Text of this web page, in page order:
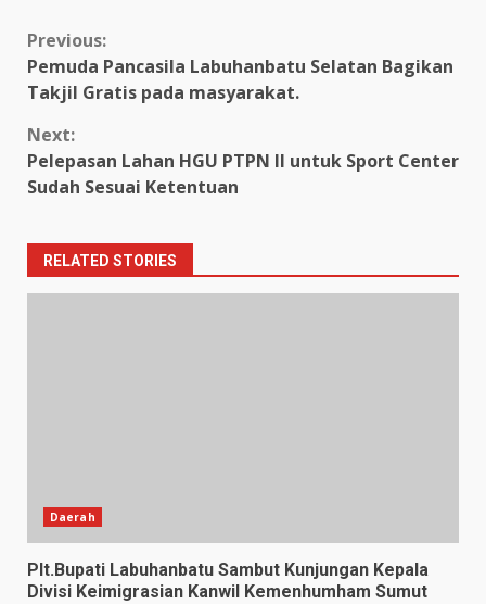
Continue
Reading
Previous:
Pemuda Pancasila Labuhanbatu Selatan Bagikan
Takjil Gratis pada masyarakat.
Next:
Pelepasan Lahan HGU PTPN II untuk Sport Center
Sudah Sesuai Ketentuan
RELATED STORIES
Daerah
Plt.Bupati Labuhanbatu Sambut Kunjungan Kepala
Divisi Keimigrasian Kanwil Kemenhumham Sumut